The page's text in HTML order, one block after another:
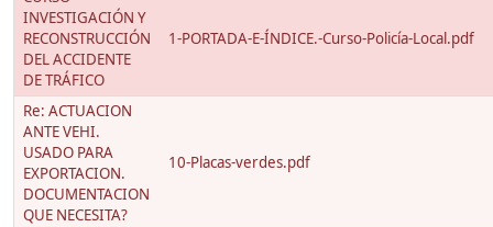
INVESTIGACIÓN Y
RECONSTRUCCIÓN
DEL ACCIDENTE
DE TRÁFICO
1-PORTADA-E-ÍNDICE.-Curso-Policía-Local.pdf
Re: ACTUACION
ANTE VEHI.
USADO PARA
EXPORTACION.
DOCUMENTACION
QUE NECESITA?
10-Placas-verdes.pdf